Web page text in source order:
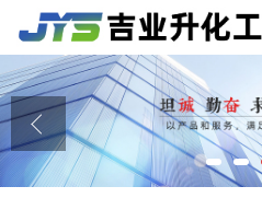
公司首页
公司介绍
公司动态